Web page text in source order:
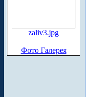
zaliv3.jpg
Фото Галерея